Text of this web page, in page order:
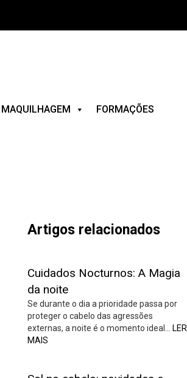
MAQUILHAGEM FORMAÇÕES
Artigos relacionados
Cuidados Nocturnos: A Magia
da noite
Se durante o dia a prioridade passa por
proteger o cabelo das agressões
externas, a noite é o momento ideal…
LER
MAIS